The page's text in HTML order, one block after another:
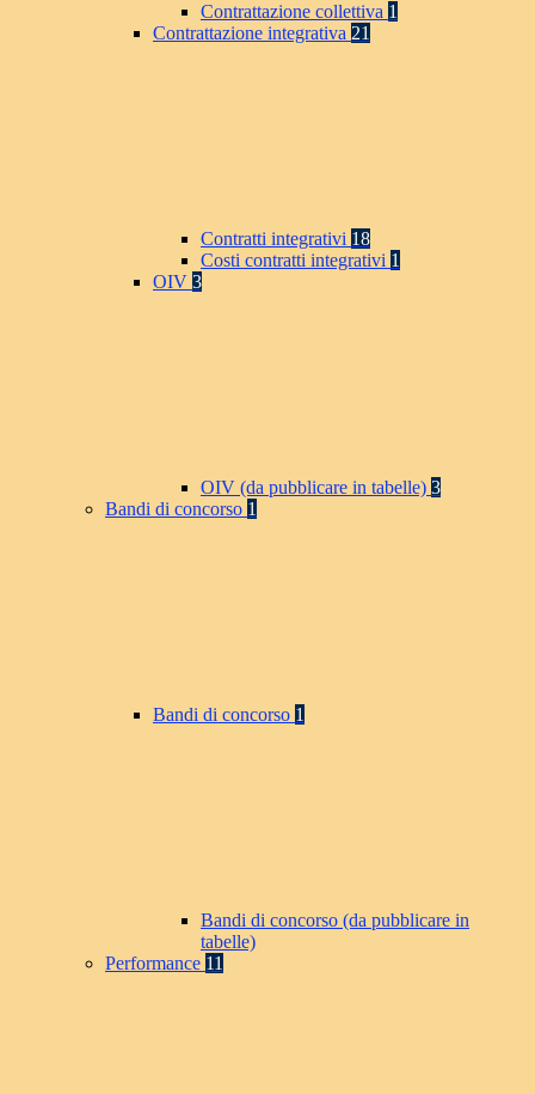
Contrattazione collettiva 1
Contrattazione integrativa 21
Contratti integrativi 18
Costi contratti integrativi 1
OIV 3
OIV (da pubblicare in tabelle) 3
Bandi di concorso 1
Bandi di concorso 1
Bandi di concorso (da pubblicare in
tabelle)
Performance 11